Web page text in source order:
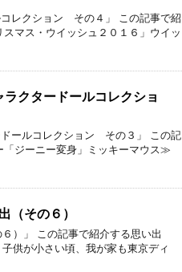
コレクション その４」 この記事で紹
マス・ウイッシュ２０１６」ウイッ
ラクタードールコレクショ
ドールコレクション その３」 この記
ジーニー変身」ミッキーマウス≫
（その６）
）」 この記事で紹介する思い出
が小さい頃、我が家も東京ディ